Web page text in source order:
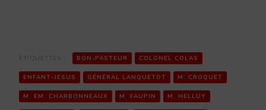
BON-PASTEUR COLONEL COLAS
ENFANT-JÉSUS GÉNÉRAL LANQUETOT M. CROQUET
M. EM. CHARBONNEAUX M. FAUPIN M. HELLUY